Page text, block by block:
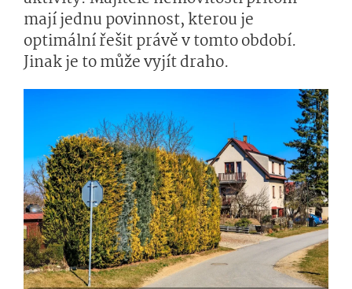
mají jednu povinnost, kterou je
optimální řešit právě v tomto období.
Jinak je to může vyjít draho.